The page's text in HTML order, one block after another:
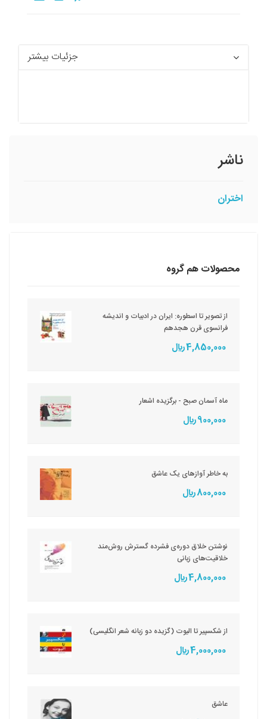
جزئیات بیشتر
ناشر
اختران
محصولات هم گروه
از تصویر تا اسطوره: ایران در ادبیات و اندیشه
فرانسوی قرن هجدهم
4,850,000 ريال
ماه آسمان صبح - برگزیده اشعار
900,000 ريال
به خاطر آوازهای یک عاشق
800,000 ريال
نوشتن خلاق دوره‌ی فشرده گسترش روش‌مند
خلاقیت‌های زبانی
4,800,000 ريال
از شکسپیر تا الیوت (گزیده دو زبانه شعر انگلیسی)
4,000,000 ريال
عاشق